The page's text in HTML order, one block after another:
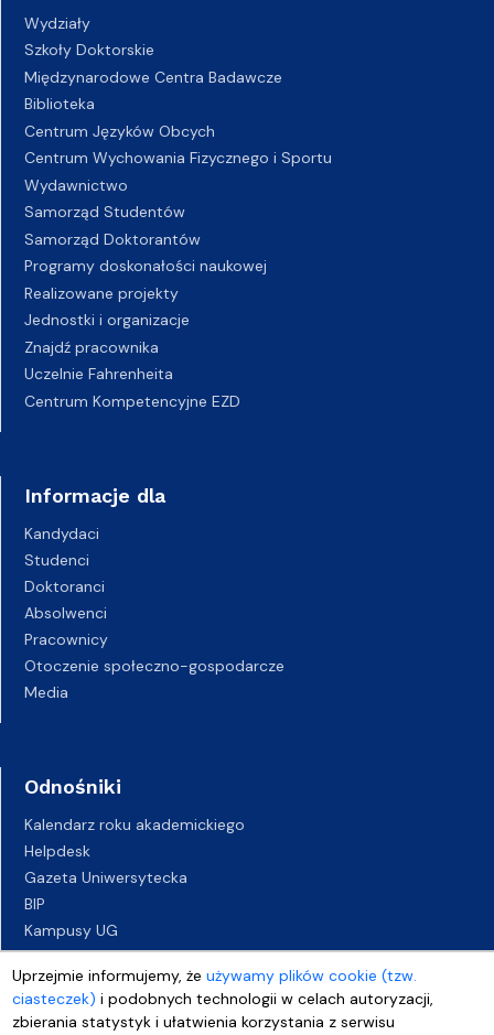
Uprzejmie informujemy, żeużywamy plików cookie (tzw.
ciasteczek) i podobnych technologii w celach autoryzacji,
zbierania statystyk i ułatwienia korzystania z serwisu
Wydziały
Szkoły Doktorskie
Międzynarodowe Centra Badawcze
Biblioteka
Centrum Języków Obcych
Centrum Wychowania Fizycznego i Sportu
Wydawnictwo
Samorząd Studentów
Samorząd Doktorantów
Programy doskonałości naukowej
Realizowane projekty
Jednostki i organizacje
Znajdź pracownika
Uczelnie Fahrenheita
Centrum Kompetencyjne EZD
Informacje dla
Kandydaci
Studenci
Doktoranci
Absolwenci
Pracownicy
Otoczenie społeczno-gospodarcze
Media
Odnośniki
Kalendarz roku akademickiego
Helpdesk
Gazeta Uniwersytecka
BIP
Kampusy UG
Biuro Karier UG
Oferty pracy
Deklaracja dostępności